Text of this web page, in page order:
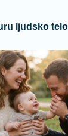
ljudsko